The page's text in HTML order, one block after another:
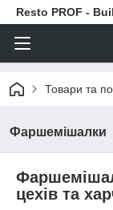
Resto PROF -
Товари та
Фаршемішалки
цехів та